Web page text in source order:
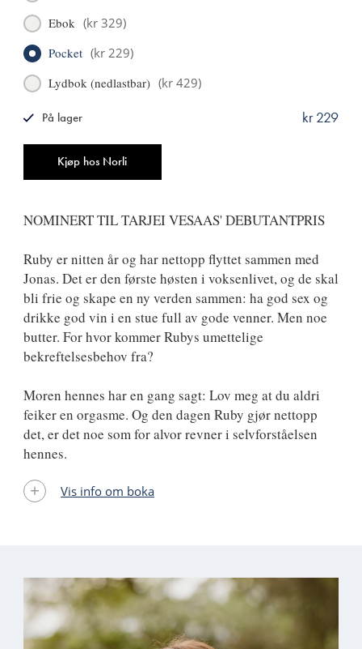
Ebok (kr 329)
Pocket (kr 229)
Lydbok (nedlastbar) (kr 429)
Kjøp hos Norli
kr 229
På lager
NOMINERT TIL TARJEI VESAAS' DEBUTANTPRIS
Ruby er nitten år og har nettopp flyttet sammen med
Jonas. Det er den første høsten i voksenlivet, og de skal
bli frie og skape en ny verden sammen: ha god sex og
drikke god vin i en stue full av gode venner. Men noe
butter. For hvor kommer Rubys umettelige
bekreftelsesbehov fra?
Moren hennes har en gang sagt: Lov meg at du aldri
feiker en orgasme. Og den dagen Ruby gjør nettopp
det, er det noe som for alvor revner i selvforståelsen
hennes.
Vis info om boka